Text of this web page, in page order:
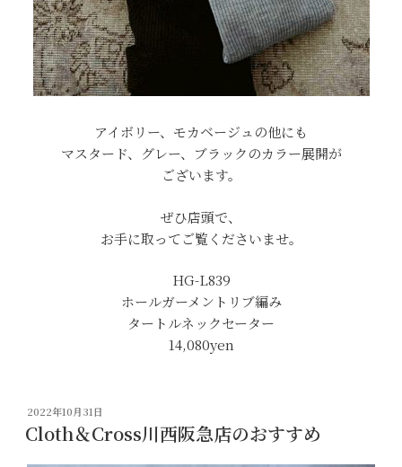
アイボリー、モカベージュの他にも
マスタード、グレー、ブラックのカラー展開が
ございます。
ぜひ店頭で、
お手に取ってご覧くださいませ。
HG-L839
ホールガーメントリブ編み
タートルネックセーター
14,080yen
投
稿
日:
2022年10月31日
Cloth＆Cross川西阪急店のおすすめ